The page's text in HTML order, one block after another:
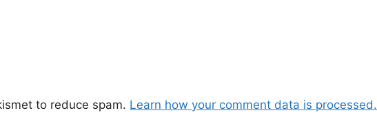
to reduce spam. Learn how your comment data is processed.